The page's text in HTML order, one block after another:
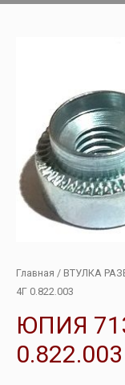
Главная / ВТУЛКА
4Г 0.822.003
ЮПИЯ
0.822.003